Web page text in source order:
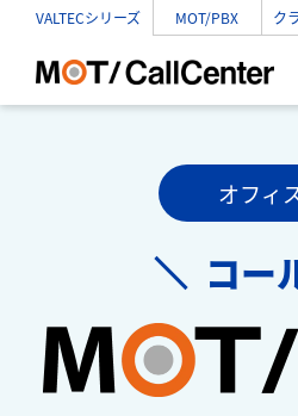
VALTECシリーズ MOT/PBX ク
オフィ
コー